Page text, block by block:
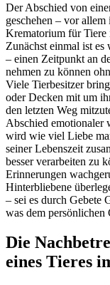
Der Abschied von
geschehen – vor
Krematorium für Tiere
Zunächst einmal ist
– einen Zeitpunkt an
nehmen zu können
Viele Tierbesitzer
oder Decken mit um
den letzten Weg
Abschied emotionaler
wird wie viel Liebe
seiner Lebenszeit
besser verarbeiten zu
Erinnerungen
Hinterbliebene
– sei es durch Gebete
was dem
Die
eines Tieres